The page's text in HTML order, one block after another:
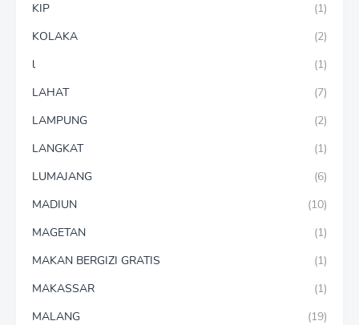
KIP
(1)
KOLAKA
(2)
l
(1)
LAHAT
(7)
LAMPUNG
(2)
LANGKAT
(1)
LUMAJANG
(6)
MADIUN
(10)
MAGETAN
(1)
MAKAN BERGIZI GRATIS
(1)
MAKASSAR
(1)
MALANG
(19)